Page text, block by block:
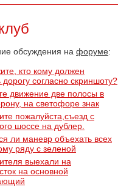
обсуждения на форуме:
кто кому должен
дорогу согласно скриншоту?
движение две полосы в
на светофоре знак
пожалуйста,съезд с
шоссе на дублер.
ли маневр объехать всех
ряду с зеленой
выехали на
на основной